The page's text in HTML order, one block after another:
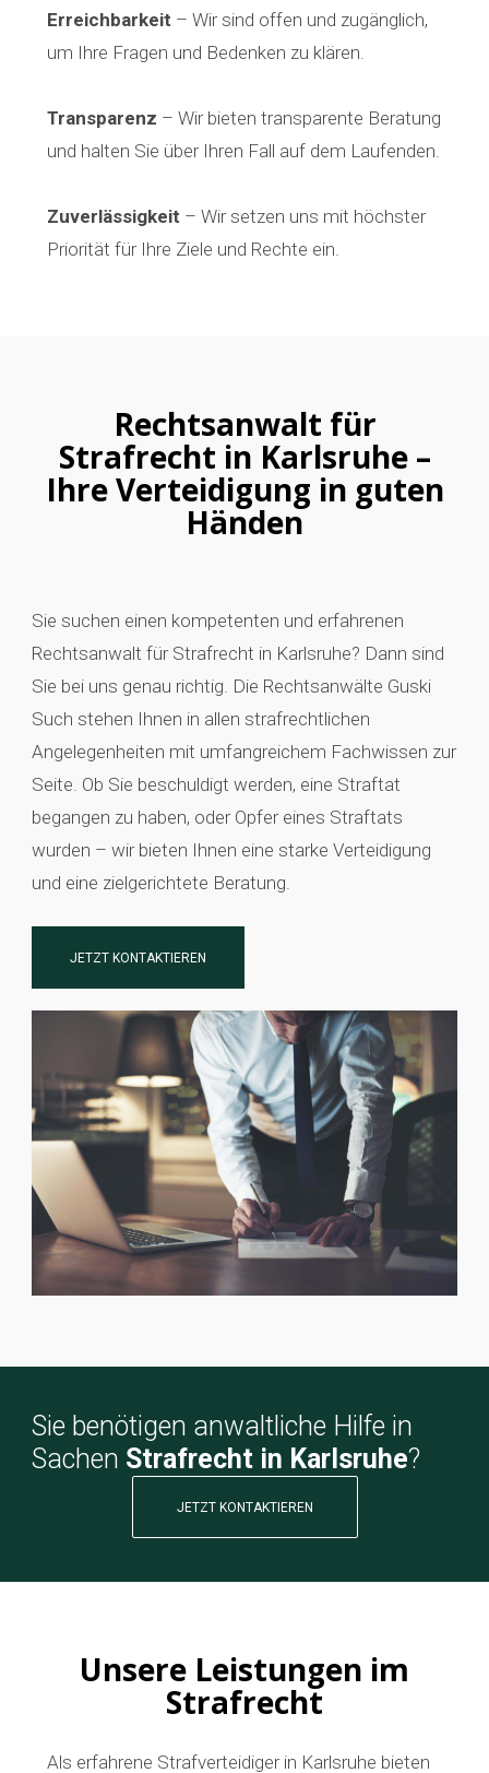
Erreichbarkeit – Wir sind offen und zugänglich,
um Ihre Fragen und Bedenken zu klären.
Transparenz – Wir bieten transparente Beratung
und halten Sie über Ihren Fall auf dem Laufenden.
Zuverlässigkeit – Wir setzen uns mit höchster
Priorität für Ihre Ziele und Rechte ein.
Rechtsanwalt für
Strafrecht in Karlsruhe –
Ihre Verteidigung in guten
Händen
Sie suchen einen kompetenten und erfahrenen
Rechtsanwalt für Strafrecht in Karlsruhe? Dann sind
Sie bei uns genau richtig. Die Rechtsanwälte Guski
Such stehen Ihnen in allen strafrechtlichen
Angelegenheiten mit umfangreichem Fachwissen zur
Seite. Ob Sie beschuldigt werden, eine Straftat
begangen zu haben, oder Opfer eines Straftats
wurden – wir bieten Ihnen eine starke Verteidigung
und eine zielgerichtete Beratung.
JETZT KONTAKTIEREN
Sie benötigen anwaltliche Hilfe in
Sachen Strafrecht in Karlsruhe?
JETZT KONTAKTIEREN
Unsere Leistungen im
Strafrecht
Als erfahrene Strafverteidiger in Karlsruhe bieten